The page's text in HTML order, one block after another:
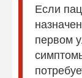
Если
первом